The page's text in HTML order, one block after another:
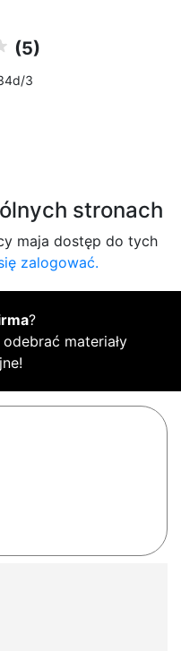
(5)
3
stronach
maja dostęp do tych
zalogować.
?
materiały